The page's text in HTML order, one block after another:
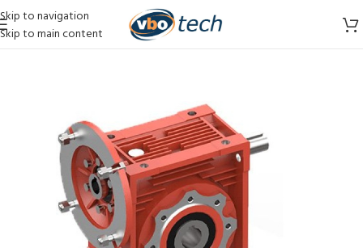
Skip to navigation
Skip to main content